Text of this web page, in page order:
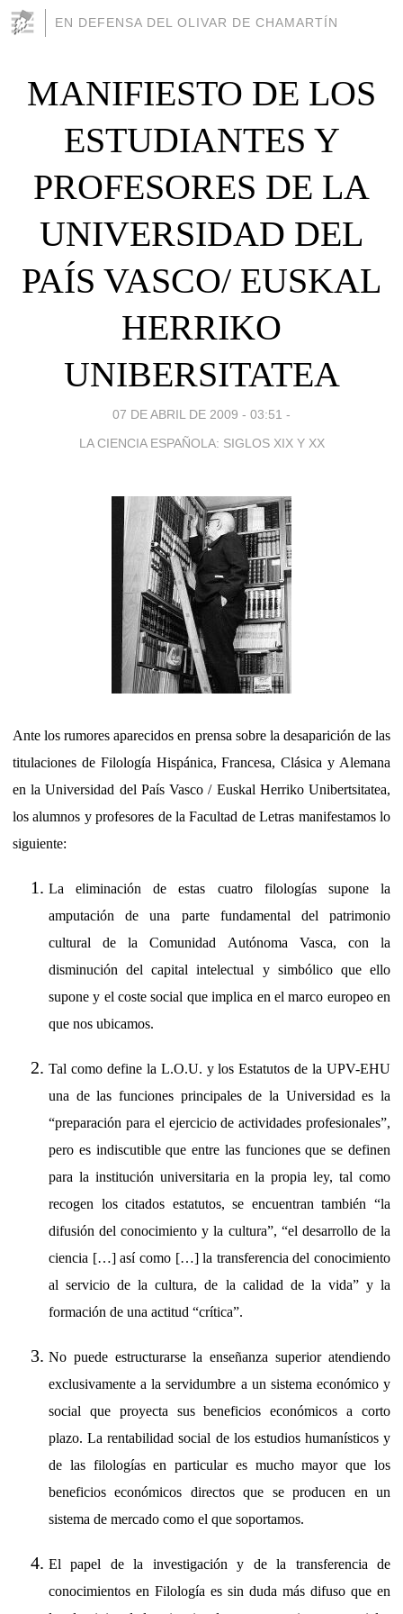
EN DEFENSA DEL OLIVAR DE CHAMARTÍN
MANIFIESTO DE LOS
ESTUDIANTES Y
PROFESORES DE LA
UNIVERSIDAD DEL
PAÍS VASCO/ EUSKAL
HERRIKO
UNIBERSITATEA
07 DE ABRIL DE 2009 - 03:51 -
LA CIENCIA ESPAÑOLA: SIGLOS XIX Y XX
Ante los rumores aparecidos en prensa sobre la desaparición de las
titulaciones de Filología Hispánica, Francesa, Clásica y Alemana
en la Universidad del País Vasco / Euskal Herriko Unibertsitatea,
los alumnos y profesores de la Facultad de Letras manifestamos lo
siguiente:
La eliminación de estas cuatro filologías supone la
amputación de una parte fundamental del patrimonio
cultural de la Comunidad Autónoma Vasca, con la
disminución del capital intelectual y simbólico que ello
supone y el coste social que implica en el marco europeo en
que nos ubicamos.
Tal como define la L.O.U. y los Estatutos de la UPV-EHU
una de las funciones principales de la Universidad es la
“preparación para el ejercicio de actividades profesionales”,
pero es indiscutible que entre las funciones que se definen
para la institución universitaria en la propia ley, tal como
recogen los citados estatutos, se encuentran también “la
difusión del conocimiento y la cultura”, “el desarrollo de la
ciencia […] así como […] la transferencia del conocimiento
al servicio de la cultura, de la calidad de la vida” y la
formación de una actitud “crítica”.
No puede estructurarse la enseñanza superior atendiendo
exclusivamente a la servidumbre a un sistema económico y
social que proyecta sus beneficios económicos a corto
plazo. La rentabilidad social de los estudios humanísticos y
de las filologías en particular es mucho mayor que los
beneficios económicos directos que se producen en un
sistema de mercado como el que soportamos.
El papel de la investigación y de la transferencia de
conocimientos en Filología es sin duda más difuso que en